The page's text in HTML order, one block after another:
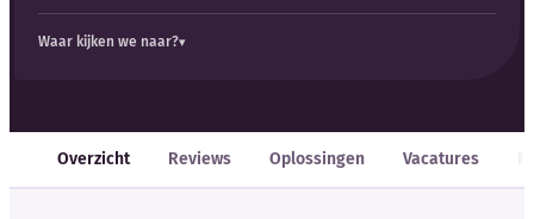
Waar kijken we naar?
Overzicht Reviews Oplossingen Vacatures